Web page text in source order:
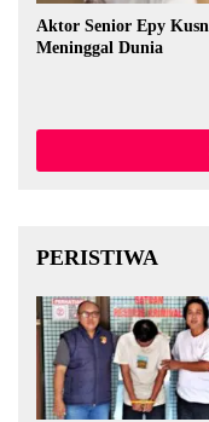
Aktor Senior Epy
Meninggal Dunia
PERISTIWA